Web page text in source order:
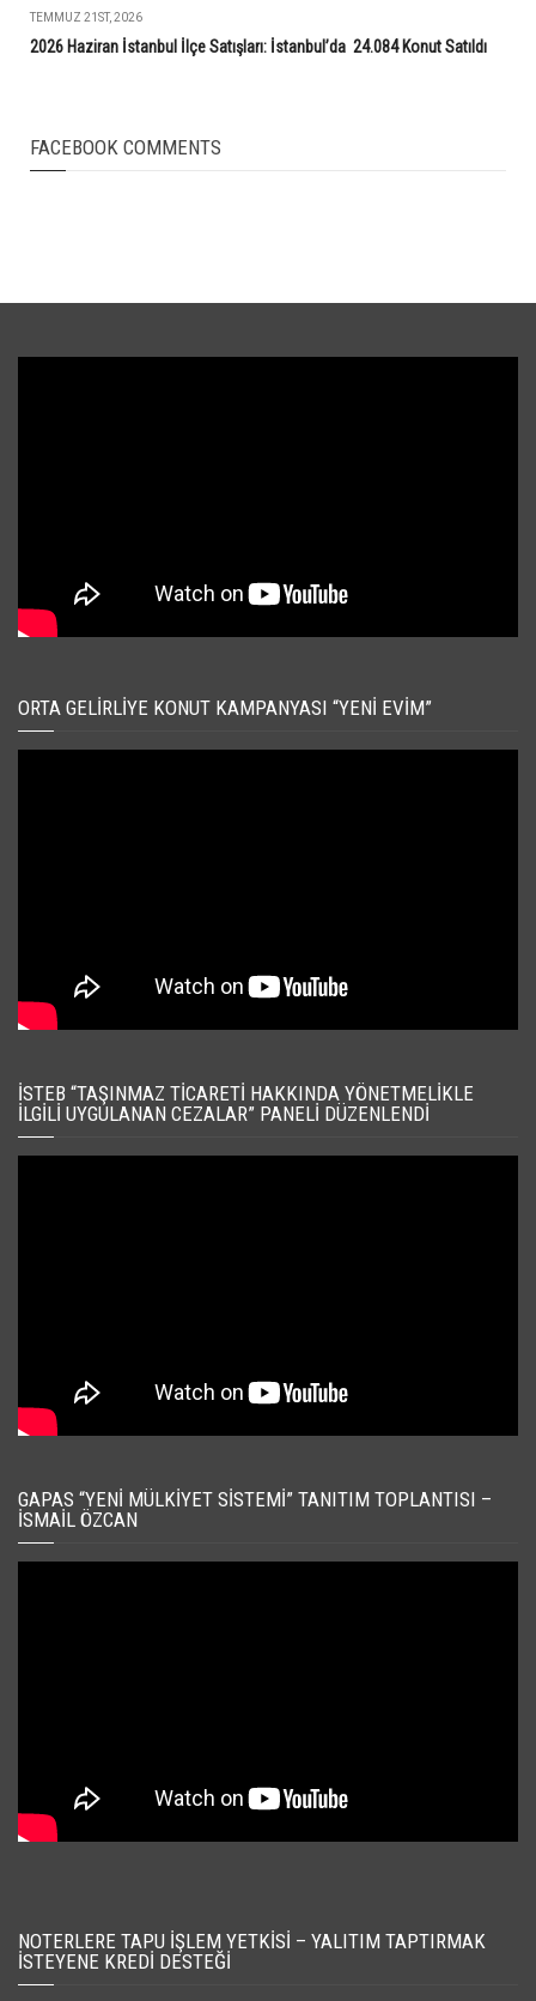
TEMMUZ 21ST, 2026
2026 Haziran İstanbul İlçe Satışları: İstanbul’da 24.084 Konut Satıldı
FACEBOOK COMMENTS
ORTA GELIRLIYE KONUT KAMPANYASI “YENI EVIM”
İSTEB “TAŞINMAZ TICARETI HAKKINDA YÖNETMELIKLE
İLGILI UYGULANAN CEZALAR” PANELI DÜZENLENDI
GAPAS “YENI MÜLKIYET SISTEMI” TANITIM TOPLANTISI –
İSMAIL ÖZCAN
NOTERLERE TAPU İŞLEM YETKISI – YALITIM TAPTIRMAK
İSTEYENE KREDI DESTEĞI